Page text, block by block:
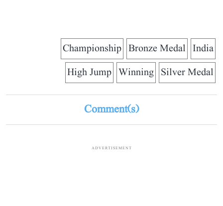
India
Bronze Medal
Championship
Silver Medal
Winning
High Jump
Comment(s)
ADVERTISEMENT